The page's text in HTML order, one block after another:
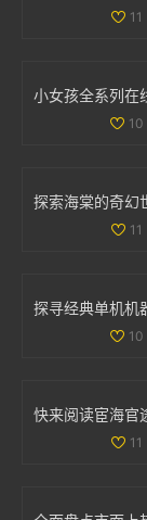
11
10
11
10
11